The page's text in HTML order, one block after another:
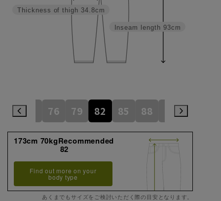
Inseam length 93cm
Thickness of thigh 34.8cm
73 76 79 82 85 88 91
173cm 70kgRecommended
82
Find out more on your
body type
あくまでもサイズをご検討いただく際の目安となります。